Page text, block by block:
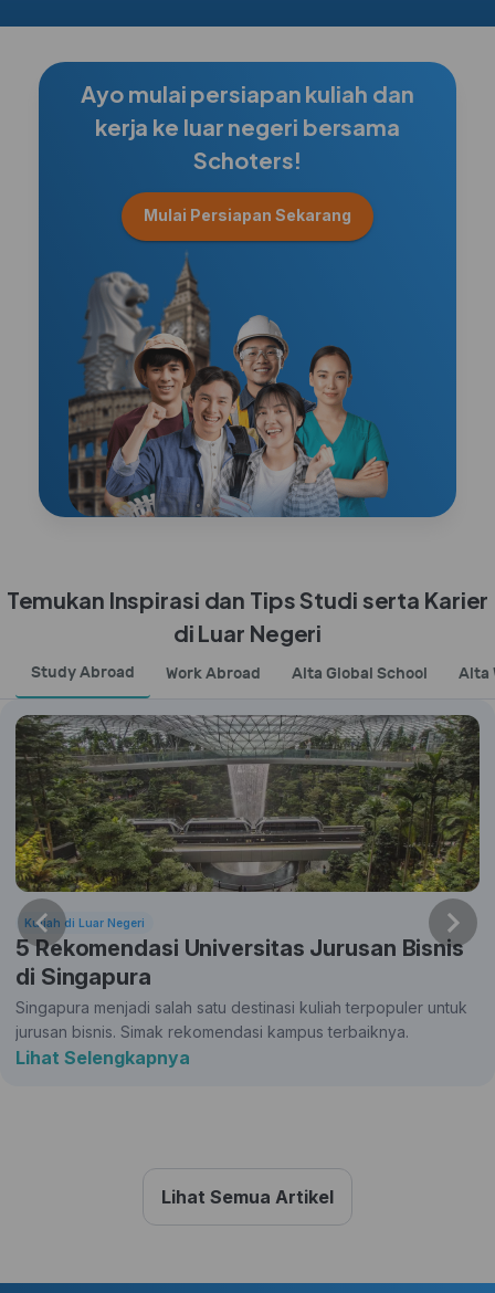
Ayo mulai persiapan kuliah dan
kerja ke luar negeri bersama
Schoters!
Mulai Persiapan Sekarang
Temukan Inspirasi dan Tips Studi serta Karier
di Luar Negeri
Study Abroad Work Abroad Alta Global School Alta
Kuliah di Luar Negeri
5 Rekomendasi Universitas Jurusan Bisnis
di Singapura
Singapura menjadi salah satu destinasi kuliah terpopuler untuk
jurusan bisnis. Simak rekomendasi kampus terbaiknya.
Lihat Selengkapnya
Lihat Semua Artikel